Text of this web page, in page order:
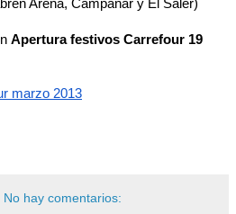
Apertura festivos Carrefour 19
marzo 2013
No hay comentarios: